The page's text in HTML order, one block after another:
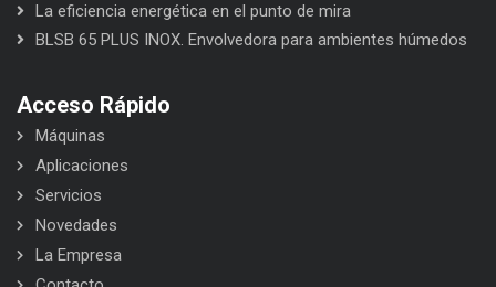
La eficiencia energética en el punto de mira
BLSB 65 PLUS INOX. Envolvedora para ambientes húmedos
Acceso Rápido
Máquinas
Aplicaciones
Servicios
Novedades
La Empresa